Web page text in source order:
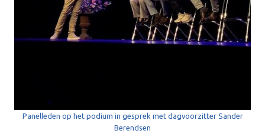
Panelleden op het podium in gesprek met dagvoorzitter Sander
Berendsen